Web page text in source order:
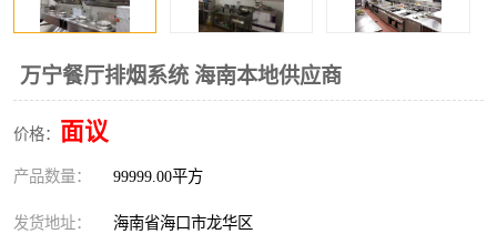
万宁餐厅排烟系统 海南本地供应商
价格： 面议
产品数量： 99999.00平方
发货地址： 海南省海口市龙华区
不锈钢烟罩 防火阀
排烟风机 百叶风口
油烟净化器